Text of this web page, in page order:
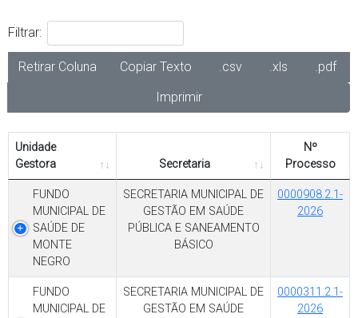
Filtrar:
Retirar Coluna Copiar Texto .csv .xls
.pdf
Imprimir
Unidade
Gestora
Secretaria
Nº
Processo
FUNDO
MUNICIPAL DE
SAÚDE DE
MONTE
NEGRO
SECRETARIA MUNICIPAL DE
GESTÃO EM SAÚDE
PÚBLICA E SANEAMENTO
BÁSICO
0000908.2.1-
2026
FUNDO
MUNICIPAL DE
SECRETARIA MUNICIPAL DE
GESTÃO EM SAÚDE
0000311.2.1-
2026